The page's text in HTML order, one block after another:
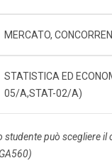
MERCATO,
STATISTICA ED
05/A,STAT-02/A)
studente può scegliere